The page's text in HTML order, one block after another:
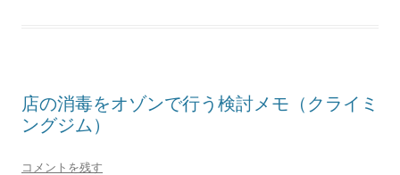
店の消毒をオゾンで行う検討メモ（クライミ
ングジム）
コメントを残す